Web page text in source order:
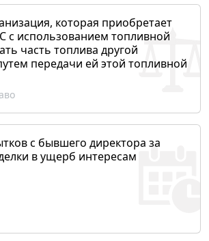
которая приобретает
с использованием топливной
часть топлива другой
передачи ей этой топливной
с бывшего директора за
в ущерб интересам